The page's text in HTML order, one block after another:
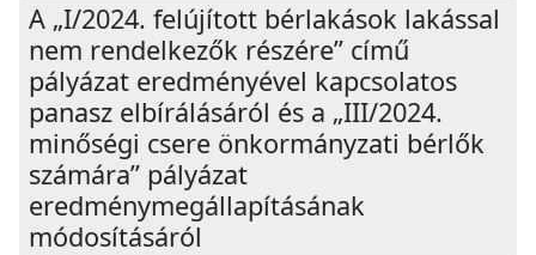
A „I/2024. felújított bérlakások lakással
nem rendelkezők részére” című
pályázat eredményével kapcsolatos
panasz elbírálásáról és a „III/2024.
minőségi csere önkormányzati bérlők
számára” pályázat
eredménymegállapításának
módosításáról